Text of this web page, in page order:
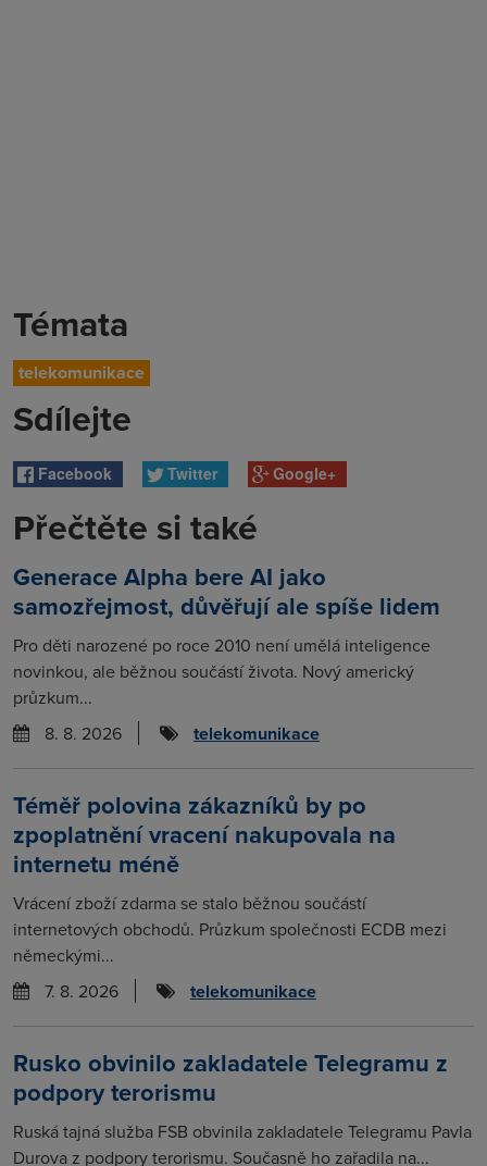
Témata
telekomunikace
Sdílejte
Facebook Twitter Google+
Přečtěte si také
Generace Alpha bere AI jako
samozřejmost, důvěřují ale spíše lidem
Pro děti narozené po roce 2010 není umělá inteligence
novinkou, ale běžnou součástí života. Nový americký
průzkum...
8. 8. 2026
telekomunikace
Téměř polovina zákazníků by po
zpoplatnění vracení nakupovala na
internetu méně
Vrácení zboží zdarma se stalo běžnou součástí
internetových obchodů. Průzkum společnosti ECDB mezi
německými...
7. 8. 2026
telekomunikace
Rusko obvinilo zakladatele Telegramu z
podpory terorismu
Ruská tajná služba FSB obvinila zakladatele Telegramu Pavla
Durova z podpory terorismu. Současně ho zařadila na...